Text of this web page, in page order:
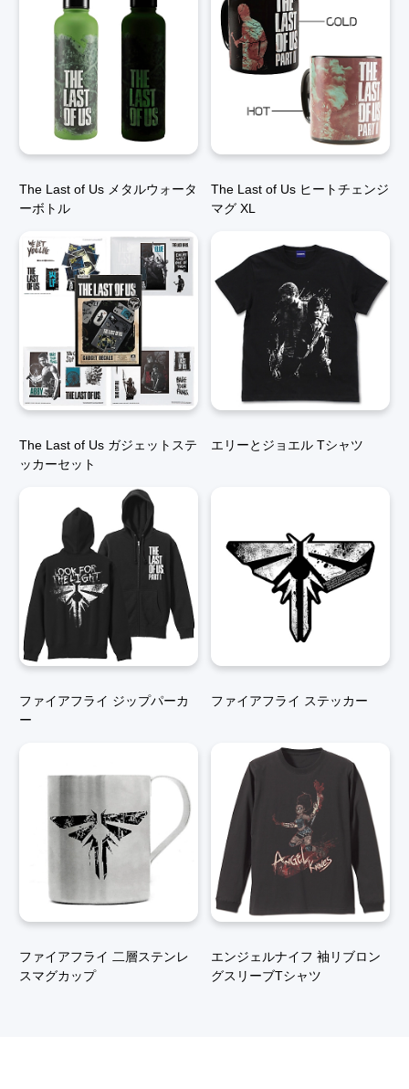
The Last of Us メタルウォータ
ーボトル
The Last of Us ヒートチェンジ
マグ XL
The Last of Us ガジェットステ
ッカーセット
エリーとジョエル Tシャツ
ファイアフライ ジップパーカ
ー
ファイアフライ ステッカー
ファイアフライ 二層ステンレ
スマグカップ
エンジェルナイフ 袖リブロン
グスリーブTシャツ